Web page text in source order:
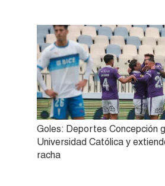
Goles: Deportes Concepción
Universidad Católica y
racha